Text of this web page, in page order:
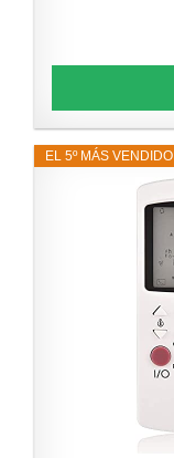
EL 5º MÁS VENDIDO